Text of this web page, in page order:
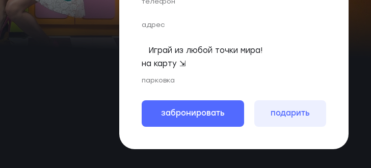
адрес
Играй из любой точки мира!
на карту ⇲
парковка
забронировать подарить